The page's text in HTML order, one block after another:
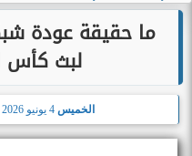
ما حقيقة عودة
لبث كأس
الخميس